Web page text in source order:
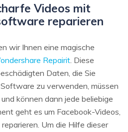
Videos mit
reparieren
wir Ihnen eine magische
Repairit. Diese
Daten, die Sie
zu verwenden, müssen
können dann jede beliebige
geht es um Facebook-Videos,
Um die Hilfe dieser